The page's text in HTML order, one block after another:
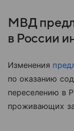
МВД
в России
Изменения
по оказанию
переселению в
проживающих